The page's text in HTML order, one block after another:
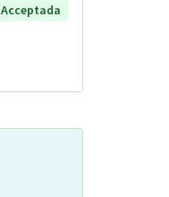
Acceptada